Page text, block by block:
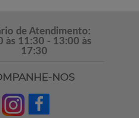
de Atendimento:
às 11:30 - 13:00 às
17:30
NOS